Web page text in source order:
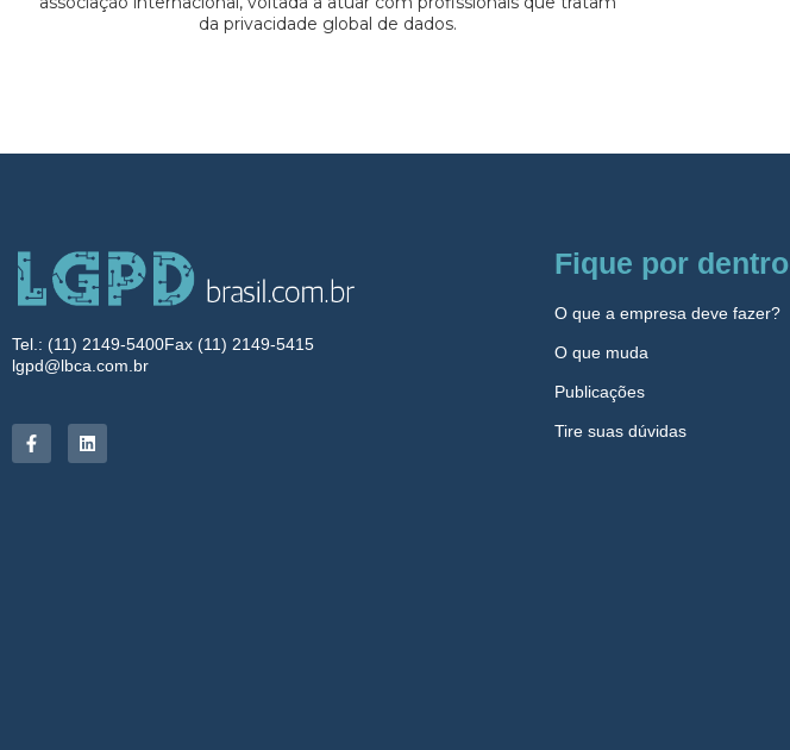
da privacidade global de dados.
Tel.: (11) 2149-5400Fax (11) 2149-5415
lgpd@lbca.com.br
Fique por dentro
O que a empresa deve fazer?
O que muda
Publicações
Tire suas dúvidas